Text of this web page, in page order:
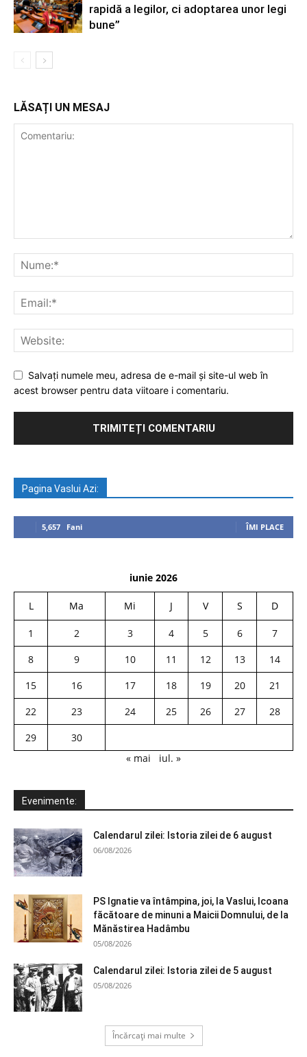
rapidă a legilor, ci adoptarea unor legi
bune”
LĂSAȚI UN MESAJ
Salvați numele meu, adresa de e-mail și site-ul web în
acest browser pentru data viitoare i comentariu.
Pagina Vaslui Azi:
5,657 Fani ÎMI PLACE
iunie 2026
L Ma Mi J V S D
1 2 3 4 5 6
7
8
9 10 11 12 13
14
15
16 17 18 19 20
21
22
23 24 25 26 27
28
29
30
« mai
iul. »
Evenimente:
Calendarul zilei: Istoria zilei de 6 august
06/08/2026
PS Ignatie va întâmpina, joi, la Vaslui, Icoana
făcătoare de minuni a Maicii Domnului, de la
Mănăstirea Hadâmbu
05/08/2026
Calendarul zilei: Istoria zilei de 5 august
05/08/2026
Încărcați mai multe